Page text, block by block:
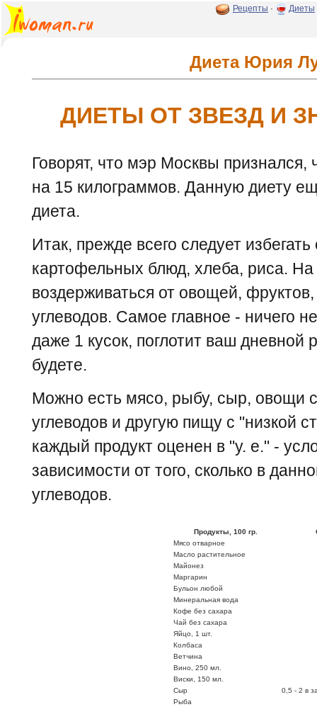
Рецепты · Диеты
Диета Юрия
ДИЕТЫ ОТ ЗВЕЗД И
Говорят, что мэр Москвы
на 15 килограммов. Данную диету
диета.
Итак, прежде всего следует
картофельных блюд, хлеба, риса.
воздерживаться от овощей,
углеводов. Самое главное - ничего
даже 1 кусок, поглотит ваш
будете.
Можно есть мясо, рыбу, сыр, овощи
углеводов и другую пищу с "низкой
каждый продукт оценен в "у. е." -
зависимости от того, сколько в
углеводов.
Продукты, 100 гр.
Мясо отварное
Масло растительное
Майонез
Маргарин
Бульон любой
Минеральная вода
Кофе без сахара
Чай без сахара
Яйцо, 1 шт.
Колбаса
Ветчина
Вино, 250 мл.
Виски, 150 мл.
Сыр
0,5 - 2 в
Рыба